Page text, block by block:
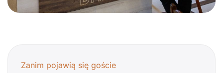
Zanim pojawią się goście